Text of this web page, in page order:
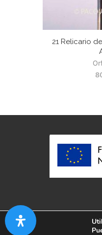
21 Relicario